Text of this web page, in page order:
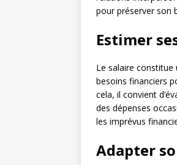
pour préserver son
Estimer
Le salaire constitue
besoins financiers
cela, il convient
des dépenses
les imprévus
Adapter